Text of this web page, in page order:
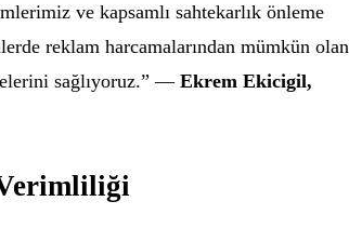
ve kapsamlı sahtekarlık önleme
reklam harcamalarından mümkün
sağlıyoruz.” —Ekrem Ekicigil,
Verimliliği